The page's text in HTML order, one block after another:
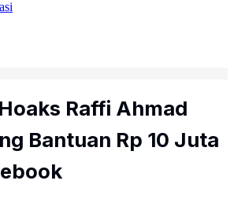
Raffi Ahmad
Bantuan Rp 10 Juta